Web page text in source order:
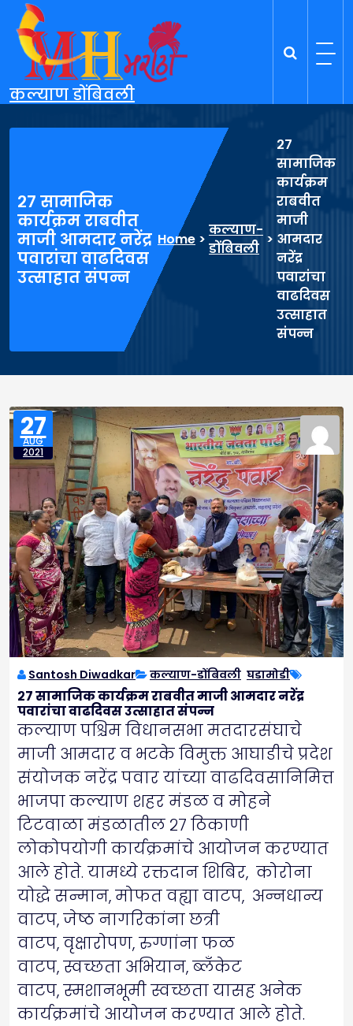
content
कल्याण डोंबिवली
२७ सामाजिक
कार्यक्रम राबवीत
माजी आमदार नरेंद्र
पवारांचा वाढदिवस
उत्साहात संपन्न
Home >
कल्याण-
डोंबिवली
>
२७
सामाजिक
कार्यक्रम
राबवीत
माजी
आमदार
नरेंद्र
पवारांचा
वाढदिवस
उत्साहात
संपन्न
27
AUG
2021
Santosh Diwadkar कल्याण-डोंबिवली घडामोडी
२७ सामाजिक कार्यक्रम राबवीत माजी आमदार नरेंद्र
पवारांचा वाढदिवस उत्साहात संपन्न
कल्याण पश्चिम विधानसभा मतदारसंघाचे
माजी आमदार व भटके विमुक्त आघाडीचे प्रदेश
संयोजक नरेंद्र पवार यांच्या वाढदिवसानिमित्त
भाजपा कल्याण शहर मंडळ व मोहने
टिटवाळा मंडळातील २७ ठिकाणी
लोकोपयोगी कार्यक्रमांचे आयोजन करण्यात
आले होते. यामध्ये रक्तदान शिबिर, कोरोना
योद्धे सन्मान, मोफत वह्या वाटप, अन्नधान्य
वाटप, जेष्ठ नागरिकांना छत्री
वाटप, वृक्षारोपण, रुग्णांना फळ
वाटप, स्वच्छता अभियान, ब्लॅंकेट
वाटप, स्मशानभूमी स्वच्छता यासह अनेक
कार्यक्रमांचे आयोजन करण्यात आले होते.